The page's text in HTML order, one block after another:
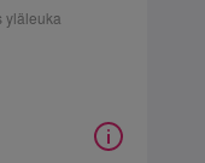
yläleuka